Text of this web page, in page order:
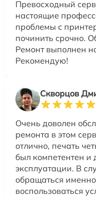
Превосходный
настоящие
проблемы с
починить срочно.
Ремонт выполнен
Рекомендую!
Скворцов
Очень доволен
ремонта в этом
отлично, печать
был компетентен и
эксплуатации. В
обращаться
воспользоваться